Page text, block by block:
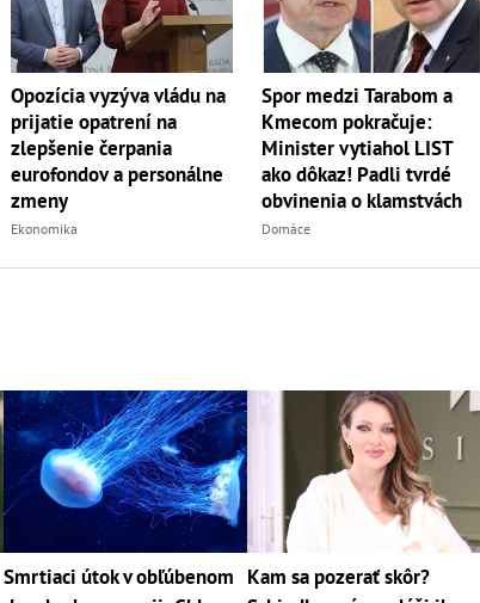
Opozícia vyzýva vládu na
prijatie opatrení na
zlepšenie čerpania
eurofondov a personálne
zmeny
Ekonomika
Spor medzi Tarabom a
Kmecom pokračuje:
Minister vytiahol LIST
ako dôkaz! Padli tvrdé
obvinenia o klamstvách
Domáce
Smrtiaci útok v obľúbenom Kam sa pozerať skôr?